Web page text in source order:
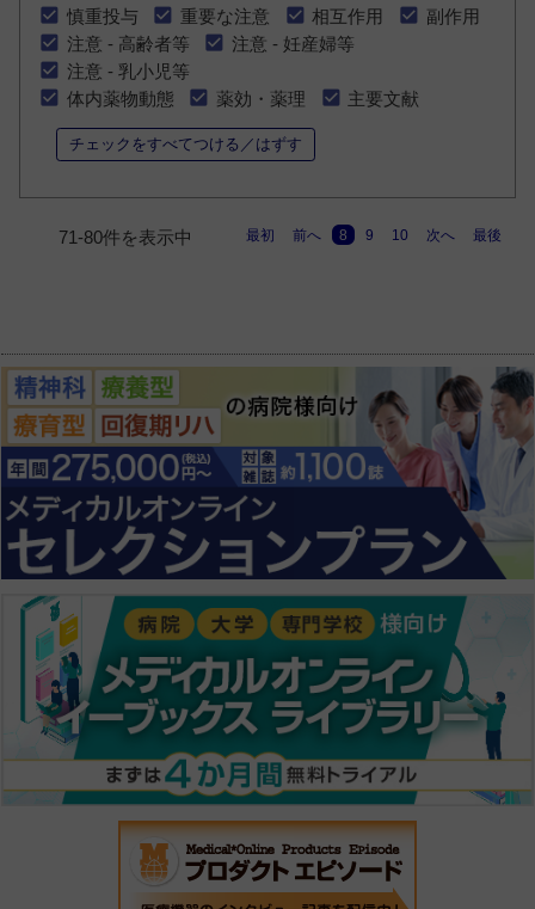
慎重投与
重要な注意 相互作用
副作用
注意 - 高齢者等
注意 - 妊産婦等
注意 - 乳小児等
体内薬物動態
薬効・薬理 主要文献
チェックをすべてつける／はずす
71-80件を表示中 最初 前へ 8 9 10 次へ 最後